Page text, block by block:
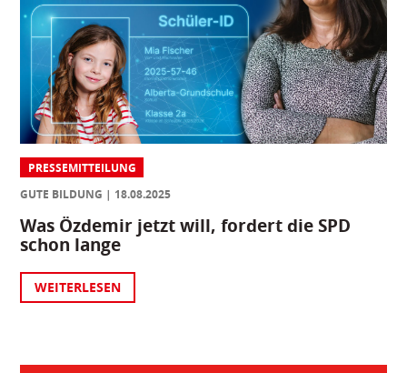
PRESSEMITTEILUNG
GUTE BILDUNG
18.08.2025
Was Özdemir jetzt will, fordert die SPD
schon lange
WEITERLESEN